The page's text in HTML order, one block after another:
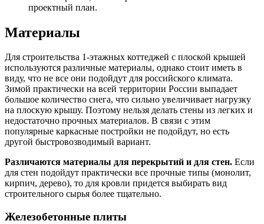
проектный план.
Материалы
Для строительства 1-этажных коттеджей с плоской крышей
используются различные материалы, однако стоит иметь в
виду, что не все они подойдут для российского климата.
Зимой практически на всей территории России выпадает
большое количество снега, что сильно увеличивает нагрузку
на плоскую крышу. Поэтому нельзя делать стены из легких и
недостаточно прочных материалов. В связи с этим
популярные каркасные постройки не подойдут, но есть
другой быстровозводимый вариант.
Различаются материалы для перекрытий и для стен. Если
для стен подойдут практически все прочные типы (монолит,
кирпич, дерево), то для кровли придется выбирать вид
строительного сырья более тщательно.
Железобетонные плиты